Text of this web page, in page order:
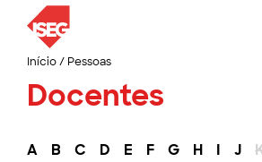
Início/ Pessoas
Docentes
A B C D E F G H I J